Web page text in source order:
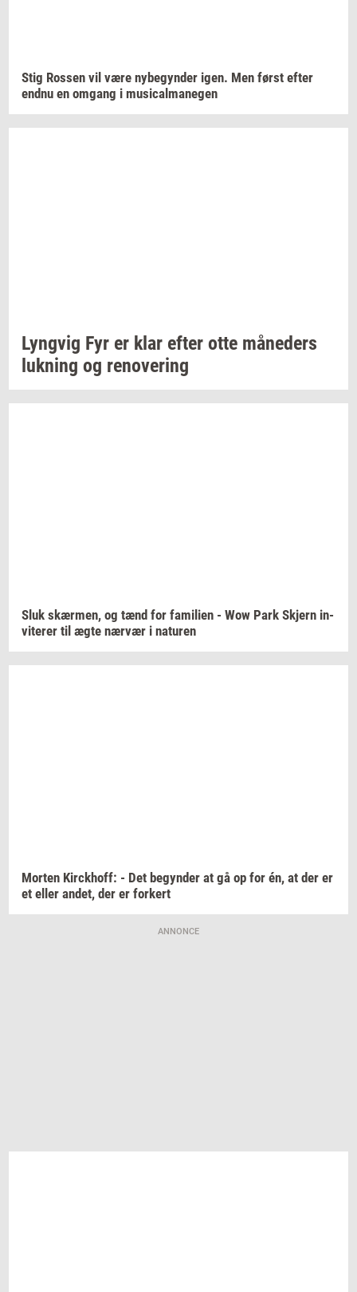
Stig Ros­sen vil være ny­be­gyn­der igen. Men først efter
endnu en om­gang i mu­si­cal­ma­ne­gen
Lyng­vig Fyr er klar efter otte må­ne­ders
luk­ning og renove­ring
Sluk skær­men, og tænd for fa­mi­li­en - Wow Park Skjern in­
vi­te­rer til ægte nær­vær i na­tu­ren
Mor­ten Kirck­hoff: - Det be­gyn­der at gå op for én, at der er
et eller andet, der er for­kert
ANNONCE